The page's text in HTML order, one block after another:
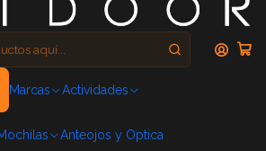
Marcas Actividades
Anteojos y Optica